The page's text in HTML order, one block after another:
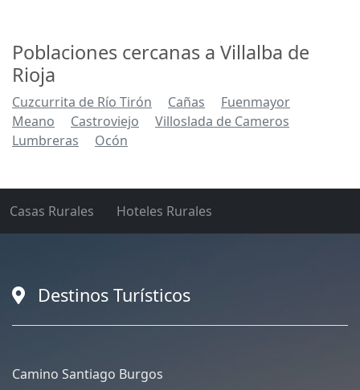
Poblaciones cercanas a Villalba de
Rioja
Cuzcurrita de Río Tirón Cañas
Fuenmayor
Meano
Castroviejo
Villoslada de Cameros
Lumbreras
Ocón
Casas Rurales Hoteles Rurales
Destinos Turísticos
Camino Santiago Burgos